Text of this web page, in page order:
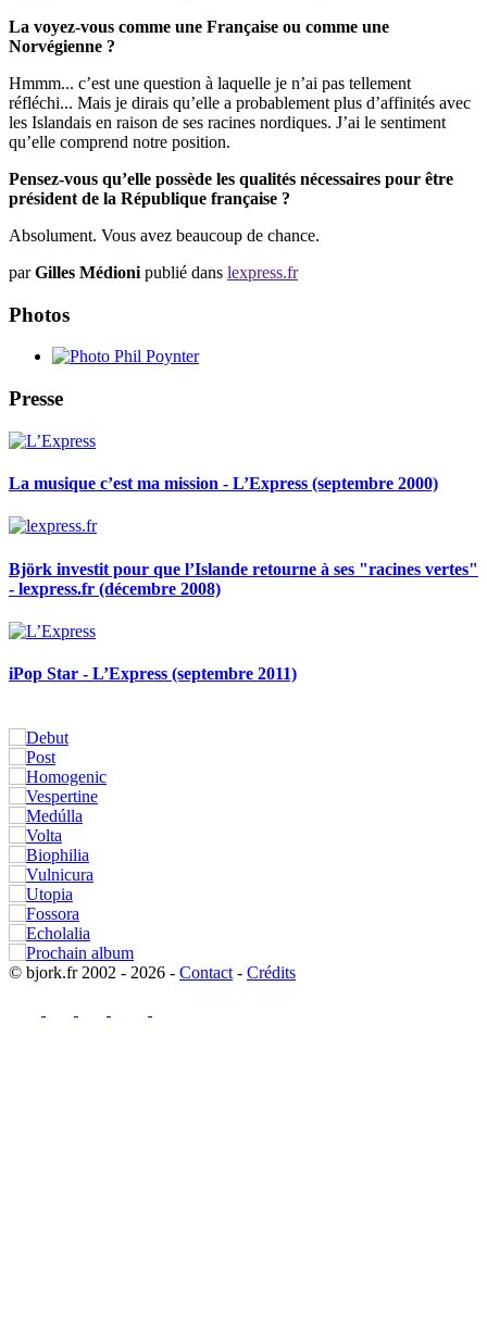
La voyez-vous comme une Française ou comme une
Norvégienne ?
Hmmm... c’est une question à laquelle je n’ai pas tellement
réfléchi... Mais je dirais qu’elle a probablement plus d’affinités avec
les Islandais en raison de ses racines nordiques. J’ai le sentiment
qu’elle comprend notre position.
Pensez-vous qu’elle possède les qualités nécessaires pour être
président de la République française ?
Absolument. Vous avez beaucoup de chance.
parGilles Médioni publié dans lexpress.fr
Photos
Presse
La musique c’est ma mission - L’Express (septembre 2000)
Björk investit pour que l’Islande retourne à ses "racines vertes"
- lexpress.fr (décembre 2008)
iPop Star - L’Express (septembre 2011)
© bjork.fr 2002 - 2026 - Contact- Crédits